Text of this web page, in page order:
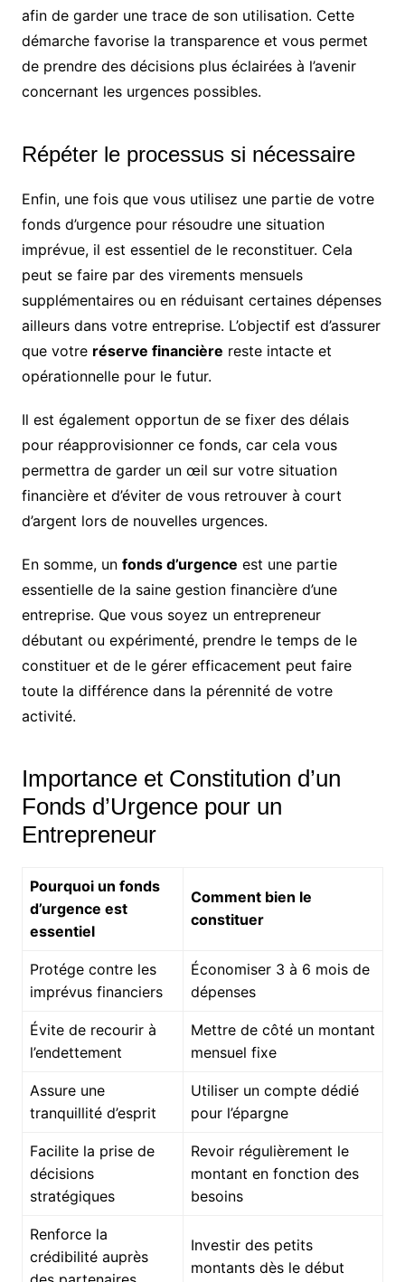
afin de garder une trace de son utilisation. Cette
démarche favorise la transparence et vous permet
de prendre des décisions plus éclairées à l’avenir
concernant les urgences possibles.
Répéter le processus si nécessaire
Enfin, une fois que vous utilisez une partie de votre
fonds d’urgence pour résoudre une situation
imprévue, il est essentiel de le reconstituer. Cela
peut se faire par des virements mensuels
supplémentaires ou en réduisant certaines dépenses
ailleurs dans votre entreprise. L’objectif est d’assurer
que votre réserve financière reste intacte et
opérationnelle pour le futur.
Il est également opportun de se fixer des délais
pour réapprovisionner ce fonds, car cela vous
permettra de garder un œil sur votre situation
financière et d’éviter de vous retrouver à court
d’argent lors de nouvelles urgences.
En somme, un fonds d’urgence est une partie
essentielle de la saine gestion financière d’une
entreprise. Que vous soyez un entrepreneur
débutant ou expérimenté, prendre le temps de le
constituer et de le gérer efficacement peut faire
toute la différence dans la pérennité de votre
activité.
Importance et Constitution d’un
Fonds d’Urgence pour un
Entrepreneur
Pourquoi un fonds
d’urgence est
essentiel
Comment bien le
constituer
Protége contre les
imprévus financiers
Économiser 3 à 6 mois de
dépenses
Évite de recourir à
l’endettement
Mettre de côté un montant
mensuel fixe
Assure une
tranquillité d’esprit
Utiliser un compte dédié
pour l’épargne
Facilite la prise de
décisions
stratégiques
Revoir régulièrement le
montant en fonction des
besoins
Renforce la
crédibilité auprès
Investir des petits
montants dès le début